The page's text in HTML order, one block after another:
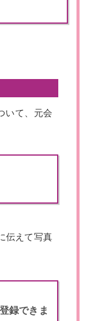
いて、元会
伝えて写真
録できま